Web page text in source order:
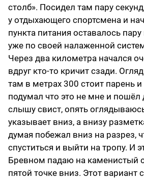
столб». Посидел там пару
у отдыхающего спортсмена и
пункта питания оставалось
уже по своей налаженной
Через два километра начался
вдруг кто-то кричит сзади.
там в метрах 300 стоит парень и
подумал что это не мне и
слышу свист, опять
указывает вниз, а внизу
думая побежал вниз на разрез,
спуститься и выйти на тропу. И
Бревном падаю на каменистый
пятой точке вниз. Этот вариант